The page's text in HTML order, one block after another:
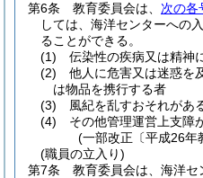
第6条
教育委員会は、 次の各
しては、海洋センターへの
ることができる。
(1)
伝染性の疾病又は精神
(2)
他人に危害又は迷惑を
は物品を携行する者
(3)
風紀を乱すおそれがあ
(4)
その他管理運営上支障
(一部改正〔平成26年
(職員の立入り)
第7条
教育委員会は、海洋セ